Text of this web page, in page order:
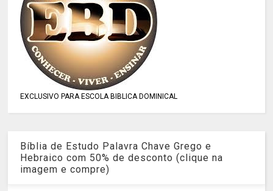
EXCLUSIVO PARA ESCOLA BIBLICA DOMINICAL
Bíblia de Estudo Palavra Chave Grego e
Hebraico com 50% de desconto (clique na
imagem e compre)